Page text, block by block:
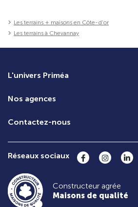
Les terrains + maisons en Côte-d'or
Les terrains à Chevannay
L'univers Priméa
Nos agences
Contactez-nous
Réseaux sociaux
Constructeur agrée
Maisons de qualité